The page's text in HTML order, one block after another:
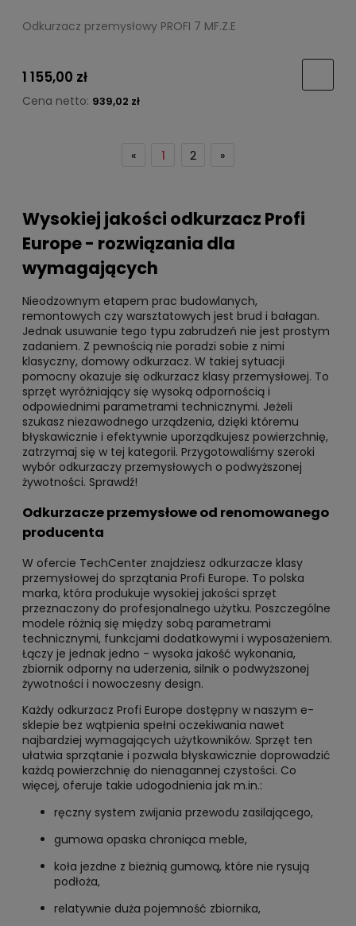
Odkurzacz przemysłowy PROFI 7 MF.Z.E
1 155,00 zł
Cena netto: 939,02 zł
« 1 2 »
Wysokiej jakości odkurzacz Profi
Europe - rozwiązania dla
wymagających
Nieodzownym etapem prac budowlanych,
remontowych czy warsztatowych jest brud i bałagan.
Jednak usuwanie tego typu zabrudzeń nie jest prostym
zadaniem. Z pewnością nie poradzi sobie z nimi
klasyczny, domowy odkurzacz. W takiej sytuacji
pomocny okazuje się odkurzacz klasy przemysłowej. To
sprzęt wyróżniający się wysoką odpornością i
odpowiednimi parametrami technicznymi. Jeżeli
szukasz niezawodnego urządzenia, dzięki któremu
błyskawicznie i efektywnie uporządkujesz powierzchnię,
zatrzymaj się w tej kategorii. Przygotowaliśmy szeroki
wybór odkurzaczy przemysłowych o podwyższonej
żywotności. Sprawdź!
Odkurzacze przemysłowe od renomowanego
producenta
W ofercie TechCenter znajdziesz odkurzacze klasy
przemysłowej do sprzątania Profi Europe. To polska
marka, która produkuje wysokiej jakości sprzęt
przeznaczony do profesjonalnego użytku. Poszczególne
modele różnią się między sobą parametrami
technicznymi, funkcjami dodatkowymi i wyposażeniem.
Łączy je jednak jedno - wysoka jakość wykonania,
zbiornik odporny na uderzenia, silnik o podwyższonej
żywotności i nowoczesny design.
Każdy odkurzacz Profi Europe dostępny w naszym e-
sklepie bez wątpienia spełni oczekiwania nawet
najbardziej wymagających użytkowników. Sprzęt ten
ułatwia sprzątanie i pozwala błyskawicznie doprowadzić
każdą powierzchnię do nienagannej czystości. Co
więcej, oferuje takie udogodnienia jak m.in.:
ręczny system zwijania przewodu zasilającego,
gumowa opaska chroniąca meble,
koła jezdne z bieżnią gumową, które nie rysują
podłoża,
relatywnie duża pojemność zbiornika,